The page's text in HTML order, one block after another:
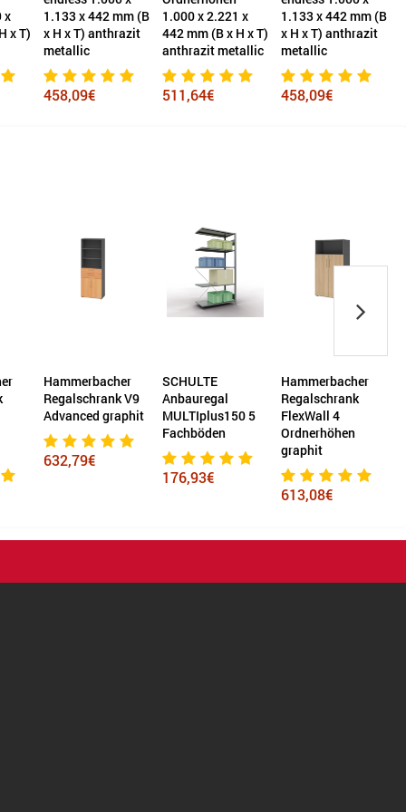
(B
1.000 x 2.221 x
442 mm (B x H x T)
anthrazit metallic
511,64€
1.133 x 442 mm (B
x H x T) anthrazit
metallic
458,09€
1.133 x 442 mm (B
x H x T) anthrazit
metallic
406,69€
SCHULTE
Anbauregal
MULTIplus150 5
Fachböden
Hammerbacher
Regalschrank
FlexWall 4
Ordnerhöhen
graphit
Hammerbacher
Regalschrank V9
Advanced
nussbaum
496,98€